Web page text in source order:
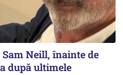
Neill, înainte de
după ultimele